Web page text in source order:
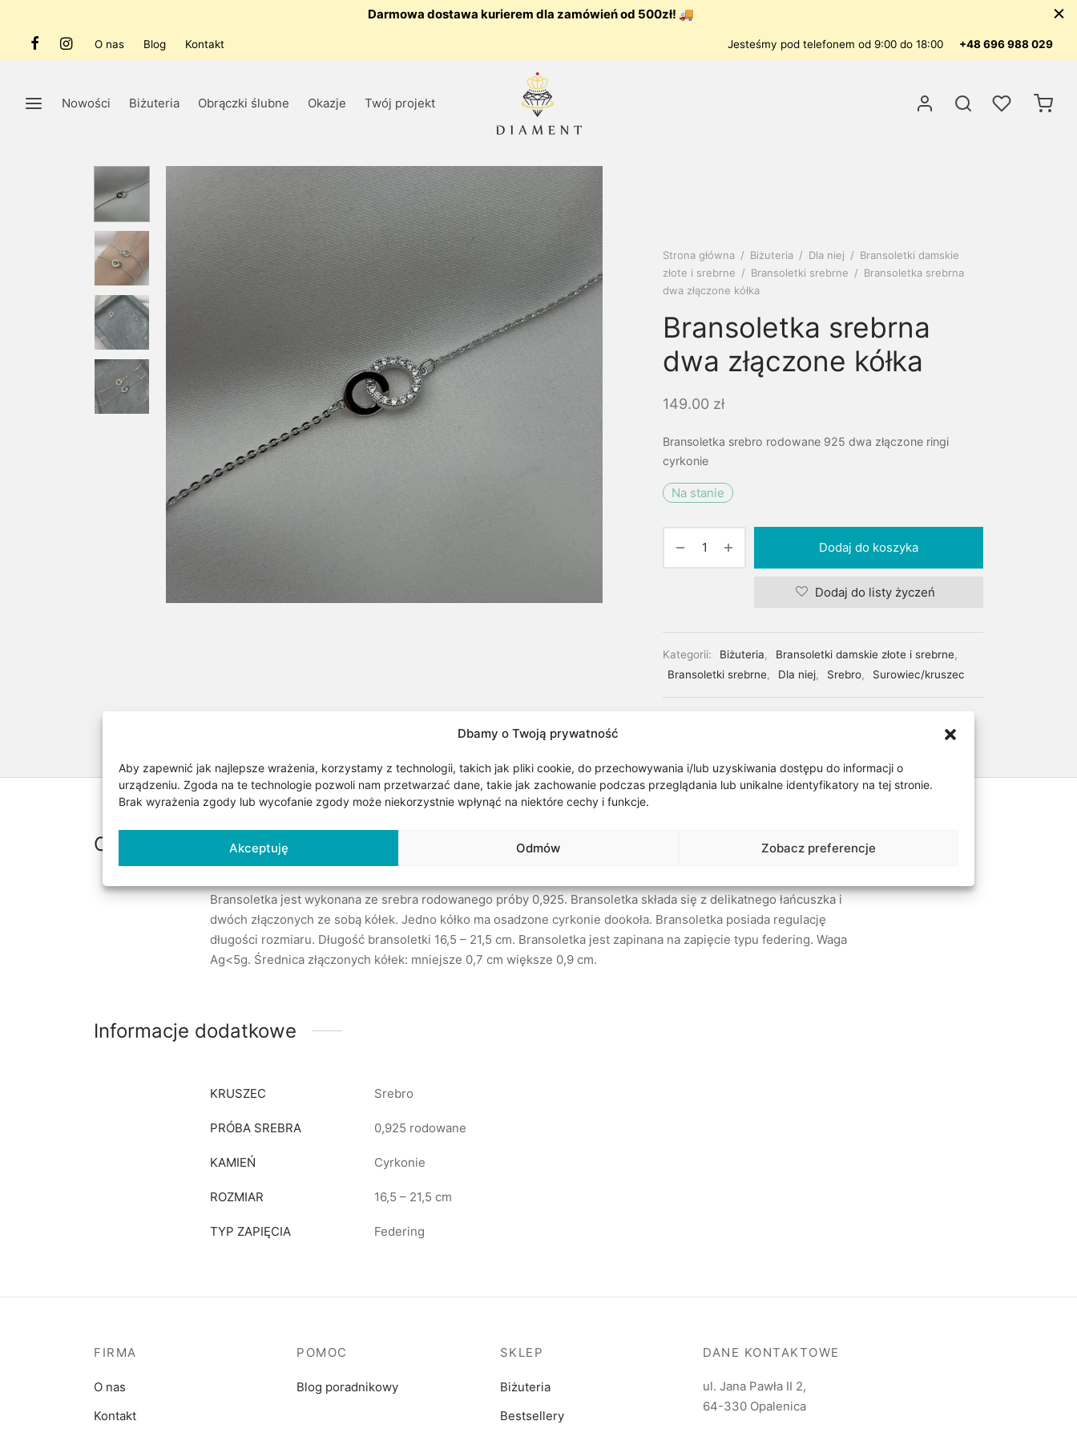
Dbamy o Twoją prywatność
Aby zapewnić jak najlepsze wrażenia, korzystamy z technologii, takich jak pliki cookie, do przechowywania i/lub uzyskiwania dostępu do informacji o
urządzeniu. Zgoda na te technologie pozwoli nam przetwarzać dane, takie jak zachowanie podczas przeglądania lub unikalne identyfikatory na tej stronie.
Brak wyrażenia zgody lub wycofanie zgody może niekorzystnie wpłynąć na niektóre cechy i funkcje.
Akceptuję Odmów Zobacz preferencje
Darmowa dostawa kurierem dla zamówień od 500zł! 🚚
O nas Blog Kontakt Jesteśmy pod telefonem od 9:00 do 18:00 +48 696 988 029
Nowości Biżuteria Obrączki ślubne Okazje Twój projekt
Strona główna / Biżuteria / Dla niej / Bransoletki damskie
złote i srebrne / Bransoletki srebrne / Bransoletka srebrna
dwa złączone kółka
Bransoletka srebrna
dwa złączone kółka
149.00 zł
Bransoletka srebro rodowane 925 dwa złączone ringi
cyrkonie
Na stanie
Dodaj do koszyka
Dodaj do listy życzeń
Kategorii: Biżuteria, Bransoletki damskie złote i srebrne,
Bransoletki srebrne, Dla niej, Srebro, Surowiec/kruszec
Opis
Bransoletka jest wykonana ze srebra rodowanego próby 0,925. Bransoletka składa się z delikatnego łańcuszka i
dwóch złączonych ze sobą kółek. Jedno kółko ma osadzone cyrkonie dookoła. Bransoletka posiada regulację
długości rozmiaru. Długość bransoletki 16,5 – 21,5 cm. Bransoletka jest zapinana na zapięcie typu federing. Waga
Ag<5g. Średnica złączonych kółek: mniejsze 0,7 cm większe 0,9 cm.
Informacje dodatkowe
KRUSZEC Srebro
PRÓBA SREBRA 0,925 rodowane
KAMIEŃ Cyrkonie
ROZMIAR 16,5 – 21,5 cm
TYP ZAPIĘCIA Federing
DANE KONTAKTOWE
ul. Jana Pawła II 2,
64-330 Opalenica
POMOC
Blog poradnikowy
SKLEP
Biżuteria
Bestsellery
FIRMA
O nas
Kontakt